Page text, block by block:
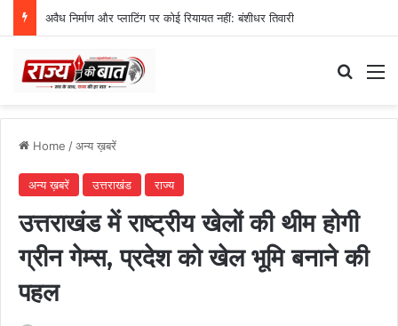
अवैध निर्माण और प्लाटिंग पर कोई रियायत नहीं: बंशीधर तिवारी
Home /अन्य ख़बरें
अन्य ख़बरें उत्तराखंड राज्य
उत्तराखंड में राष्ट्रीय खेलों की थीम होगी
ग्रीन गेम्स, प्रदेश को खेल भूमि बनाने की
पहल